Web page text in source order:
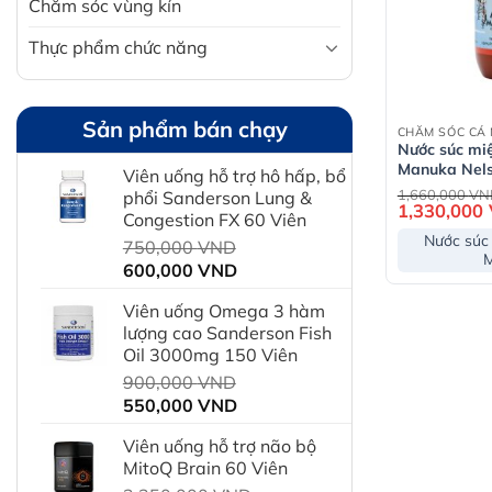
Chăm sóc vùng kín
Thực phẩm chức năng
Sản phẩm bán chạy
Viên uống hỗ trợ hô hấp, bổ
phổi Sanderson Lung &
Congestion FX 60 Viên
750,000VND
750,000 VND.
600,000 VNDGiá
tại
là:
600,000 VND.
Viên uống Omega 3 hàm
lượng cao Sanderson Fish
Oil 3000mg 150 Viên
900,000VND
900,000 VND.
550,000 VNDGiá
tại
là:
Viên uống hỗ trợ não bộ
MitoQ Brain 60 Viên
CHĂM SÓC CÁ
Nước súc
Manuka
Manuka –
1,660,000
1,330,000
Nước